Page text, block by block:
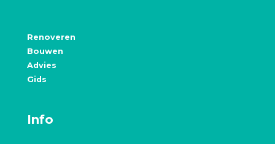
Renoveren
Bouwen
Advies
Gids
Info